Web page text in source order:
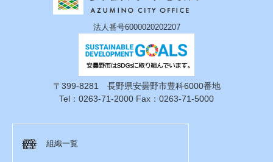
法人番号6000020202207
〒399-8281 長野県安曇野市豊科6000番地
Tel：0263-71-2000 Fax：0263-71-5000
組織一覧